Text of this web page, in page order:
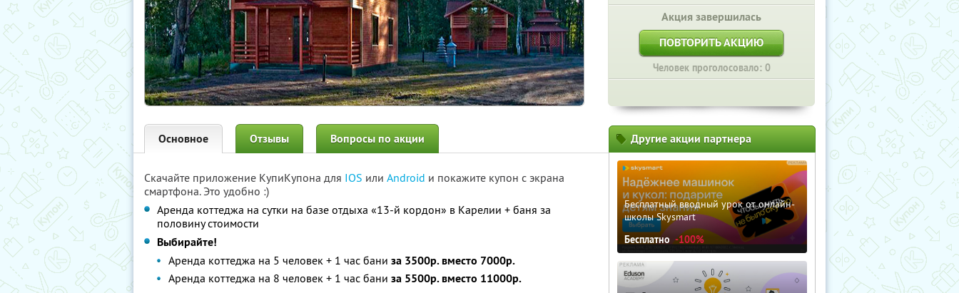
Акция завершилась
ПОВТОРИТЬ АКЦИЮ
Человек проголосовало: 0
Основное Отзывы Вопросы по акции
Скачайте приложение КупиКупона для IOS или Android и покажите купон с экрана
смартфона. Это удобно :)
Аренда коттеджа на сутки на базе отдыха «13-й кордон» в Карелии + баня за
половину стоимости
Выбирайте!
Аренда коттеджа на 5 человек + 1 час бани за 3500р. вместо 7000р.
Аренда коттеджа на 8 человек + 1 час бани за 5500р. вместо 11000р.
Другие акции партнера
Бесплатный вводный урок от онлайн-
школы Skysmart
Бесплатно -100%